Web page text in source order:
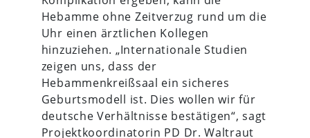
Hebamme ohne Zeitverzug rund um die
Uhr einen ärztlichen Kollegen
hinzuziehen. „Internationale Studien
zeigen uns, dass der
Hebammenkreißsaal ein sicheres
Geburtsmodell ist. Dies wollen wir für
deutsche Verhältnisse bestätigen“, sagt
Projektkoordinatorin PD Dr. Waltraut